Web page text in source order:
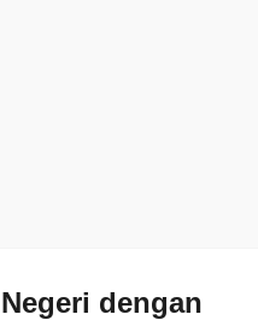
dengan